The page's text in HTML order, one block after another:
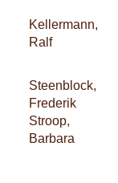
Kellermann,
Ralf
Steenblock,
Frederik
Stroop,
Barbara